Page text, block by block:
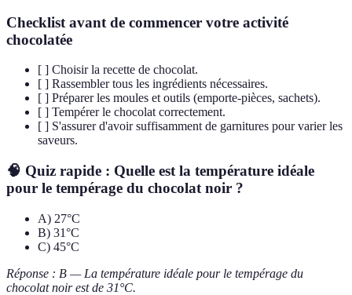
Checklist avant de commencer votre activité
chocolatée
[ ] Choisir la recette de chocolat.
[ ] Rassembler tous les ingrédients nécessaires.
[ ] Préparer les moules et outils (emporte-pièces, sachets).
[ ] Tempérer le chocolat correctement.
[ ] S'assurer d'avoir suffisamment de garnitures pour varier les
saveurs.
🧠 Quiz rapide : Quelle est la température idéale
pour le tempérage du chocolat noir ?
A) 27°C
B) 31°C
C) 45°C
Réponse : B — La température idéale pour le tempérage du
chocolat noir est de 31°C.